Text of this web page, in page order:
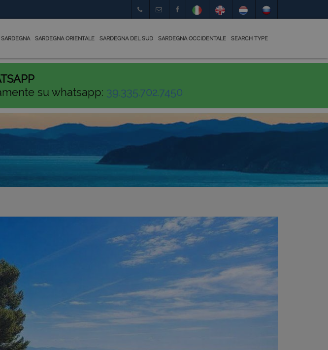
SARDEGNA ORIENTALE SARDEGNA DEL SUD SARDEGNA OCCIDENTALE SEARCH TYPE
su whatsapp: 39.335.702.7450